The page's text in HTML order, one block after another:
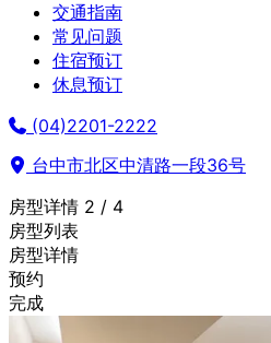
交通指南
常见问题
住宿预订
休息预订
(04)2201-2222
台中市北区中清路一段36号
房型详情 2 / 4
房型列表
房型详情
预约
完成